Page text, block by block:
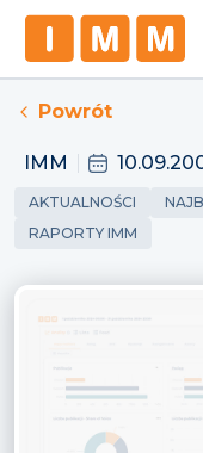
Powrót
IMM
AKTUALNOŚCI
RAPORTY IMM